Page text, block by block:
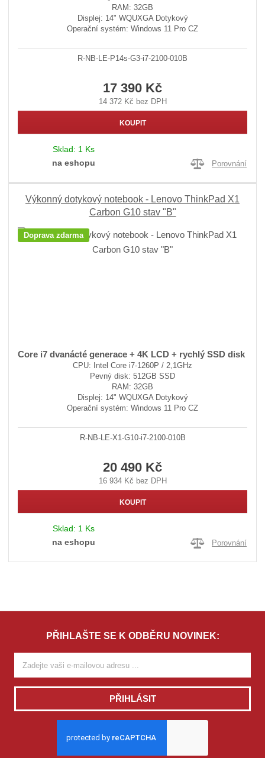
RAM: 32GB
Displej: 14" WQUXGA Dotykový
Operační systém: Windows 11 Pro CZ
R-NB-LE-P14s-G3-i7-2100-010B
17 390 Kč
14 372 Kč bez DPH
KOUPIT
Sklad: 1 Ks
na eshopu
Porovnání
Výkonný dotykový notebook - Lenovo ThinkPad X1
Carbon G10 stav "B"
Doprava zdarma
Core i7 dvanácté generace + 4K LCD + rychlý SSD disk
CPU: Intel Core i7-1260P / 2,1GHz
Pevný disk: 512GB SSD
RAM: 32GB
Displej: 14" WQUXGA Dotykový
Operační systém: Windows 11 Pro CZ
R-NB-LE-X1-G10-i7-2100-010B
20 490 Kč
16 934 Kč bez DPH
KOUPIT
Sklad: 1 Ks
na eshopu
Porovnání
PŘIHLAŠTE SE K ODBĚRU NOVINEK:
PŘIHLÁSIT